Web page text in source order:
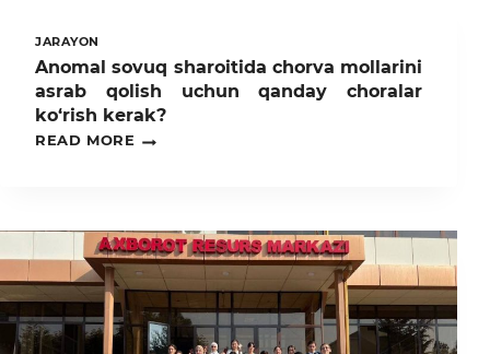
BILAN
DAVLAT
AGRAR
UNIVERSITETIDA
VA
OLINDI
JARAYON
Anomal sovuq sharoitida chorva mollarini
asrab qolish uchun qanday choralar
ko‘rish kerak?
READ MORE
ANOMAL
ASRAB
QOLISH
UCHUN
QANDAY
CHORALAR
KO‘RISH
KERAK?